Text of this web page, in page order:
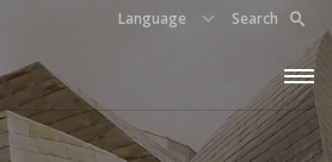
Language Search